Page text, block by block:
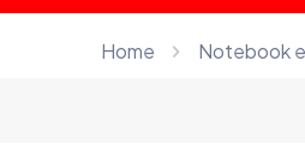
Home Notebook